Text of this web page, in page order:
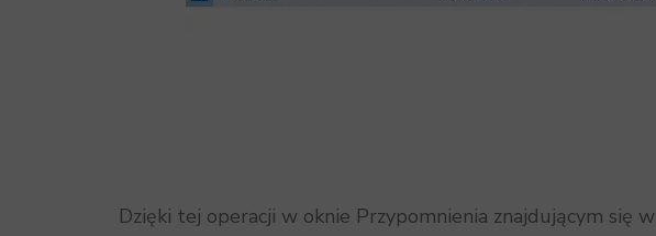
Dzięki tej operacji w oknie Przypomnienia znajdującym się w